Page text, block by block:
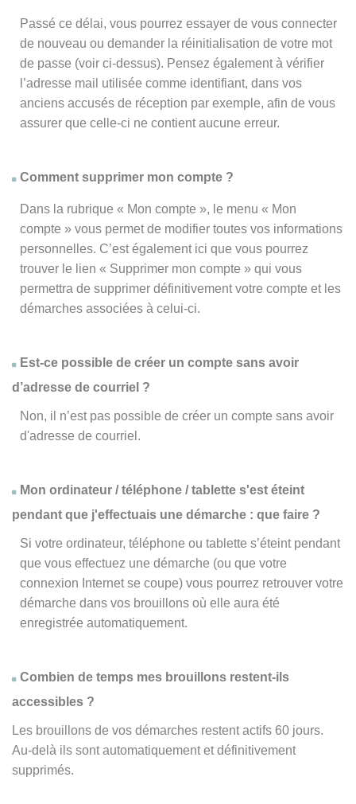
Passé ce délai, vous pourrez essayer de vous connecter
de nouveau ou demander la réinitialisation de votre mot
de passe (voir ci-dessus). Pensez également à vérifier
l’adresse mail utilisée comme identifiant, dans vos
anciens accusés de réception par exemple, afin de vous
assurer que celle-ci ne contient aucune erreur.
Comment supprimer mon compte ?
Dans la rubrique « Mon compte », le menu « Mon
compte » vous permet de modifier toutes vos informations
personnelles. C’est également ici que vous pourrez
trouver le lien « Supprimer mon compte » qui vous
permettra de supprimer définitivement votre compte et les
démarches associées à celui-ci.
Est-ce possible de créer un compte sans avoir
d’adresse de courriel ?
Non, il n’est pas possible de créer un compte sans avoir
d'adresse de courriel.
Mon ordinateur / téléphone / tablette s'est éteint
pendant que j'effectuais une démarche : que faire ?
Si votre ordinateur, téléphone ou tablette s’éteint pendant
que vous effectuez une démarche (ou que votre
connexion Internet se coupe) vous pourrez retrouver votre
démarche dans vos brouillons où elle aura été
enregistrée automatiquement.
Combien de temps mes brouillons restent-ils
accessibles ?
Les brouillons de vos démarches restent actifs 60 jours.
Au-delà ils sont automatiquement et définitivement
supprimés.